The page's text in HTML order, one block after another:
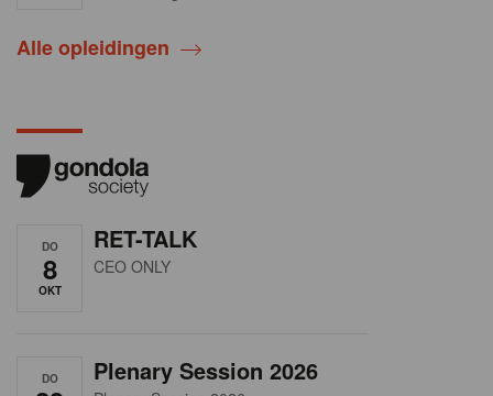
Alle opleidingen
DO
8
OKT
RET-TALK
CEO ONLY
DO Plenary Session 2026